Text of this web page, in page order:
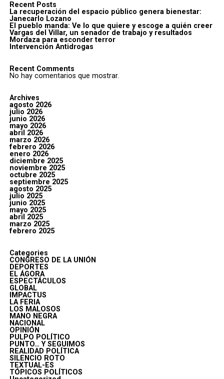
Recent Posts
La recuperación del espacio público genera bienestar:
Janecarlo Lozano
El pueblo manda: Ve lo que quiere y escoge a quién creer
Vargas del Villar, un senador de trabajo y resultados
Mordaza para esconder terror
Intervención Antidrogas
Recent Comments
No hay comentarios que mostrar.
Archives
agosto 2026
julio 2026
junio 2026
mayo 2026
abril 2026
marzo 2026
febrero 2026
enero 2026
diciembre 2025
noviembre 2025
octubre 2025
septiembre 2025
agosto 2025
julio 2025
junio 2025
mayo 2025
abril 2025
marzo 2025
febrero 2025
Categories
CONGRESO DE LA UNIÓN
DEPORTES
EL ÁGORA
ESPECTÁCULOS
GLOBAL
IMPACTUS
LA FERIA
LOS MALOSOS
MANO NEGRA
NACIONAL
OPINIÓN
PULPO POLÍTICO
PUNTO… Y SEGUIMOS
REALIDAD POLÍTICA
SILENCIO ROTO
TEXTUAL-ES
TÓPICOS POLÍTICOS